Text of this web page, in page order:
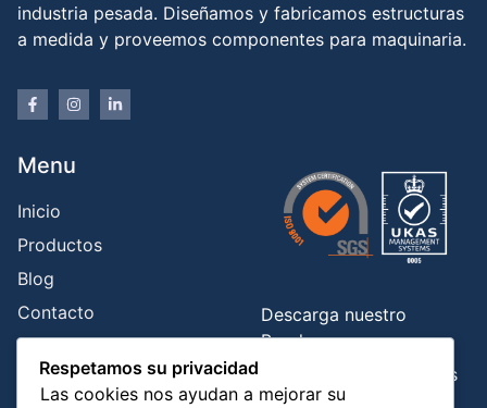
industria pesada. Diseñamos y fabricamos estructuras
a medida y proveemos componentes para maquinaria.
Menu
Inicio
Productos
Blog
Contacto
Descarga nuestro
Brochure
Libro de Reclamaciones
Respetamos su privacidad
Las cookies nos ayudan a mejorar su